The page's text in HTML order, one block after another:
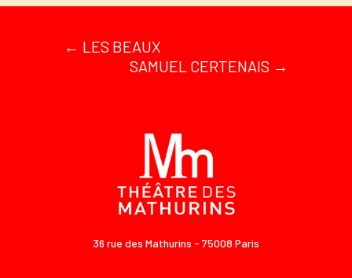
← LES BEAUX
SAMUEL CERTENAIS →
36 rue des Mathurins - 75008 Paris